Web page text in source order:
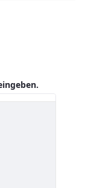
Bewertung ist